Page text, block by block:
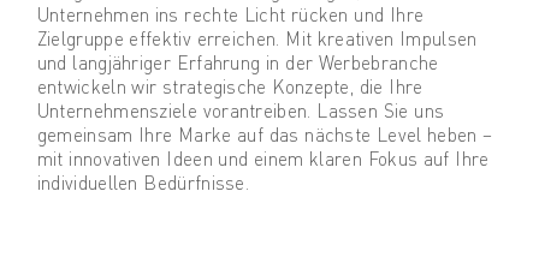
Unternehmen ins rechte Licht rücken und Ihre
Zielgruppe effektiv erreichen. Mit kreativen Impulsen
und langjähriger Erfahrung in der Werbebranche
entwickeln wir strategische Konzepte, die Ihre
Unternehmensziele vorantreiben. Lassen Sie uns
gemeinsam Ihre Marke auf das nächste Level heben –
mit innovativen Ideen und einem klaren Fokus auf Ihre
individuellen Bedürfnisse.